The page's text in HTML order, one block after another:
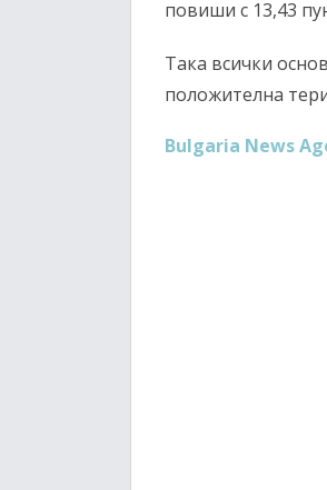
повиши с 13,43
Така всички
положителна
Bulgaria News